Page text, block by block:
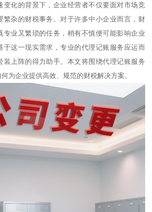
变化的背景下，企业经营者不仅要面对市场竞
繁杂的财税事务。对于许多中小企业而言，财
专业又繁琐的任务，稍有不慎便可能影响企业
于这一现实需求，专业的代理记账服务应运而
装上阵的得力助手。本文将围绕代理记账服务
为企业提供高效、规范的财税解决方案。